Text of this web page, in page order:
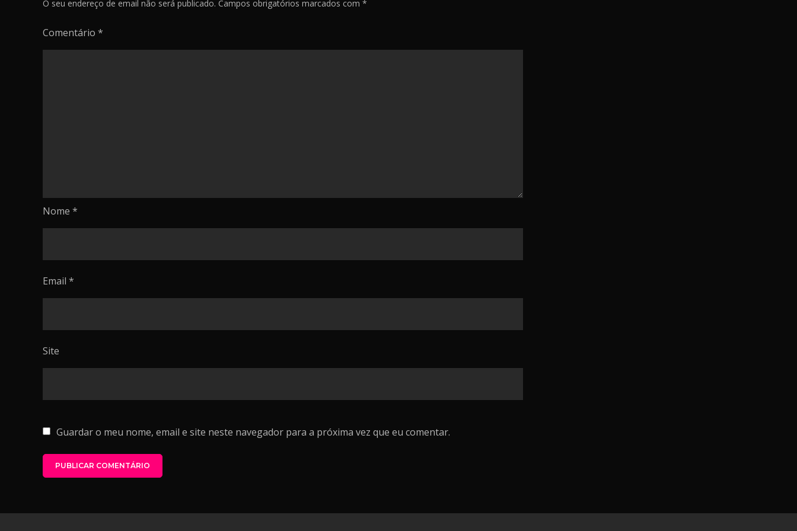
O seu endereço de email não será publicado. Campos obrigatórios marcados com *
Comentário *
Nome *
Email *
Site
Guardar o meu nome, email e site neste navegador para a próxima vez que eu comentar.